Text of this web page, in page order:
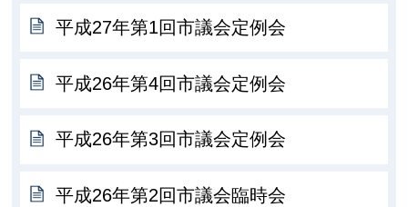
平成27年第1回市議会定例会
平成26年第4回市議会定例会
平成26年第3回市議会定例会
平成26年第2回市議会臨時会